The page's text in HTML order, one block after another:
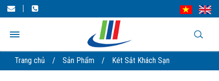
Trang chủ / Sản Phẩm / Két Sắt Khách Sạn